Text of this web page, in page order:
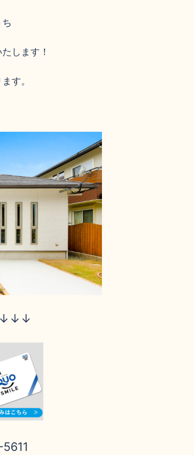
します！
す。